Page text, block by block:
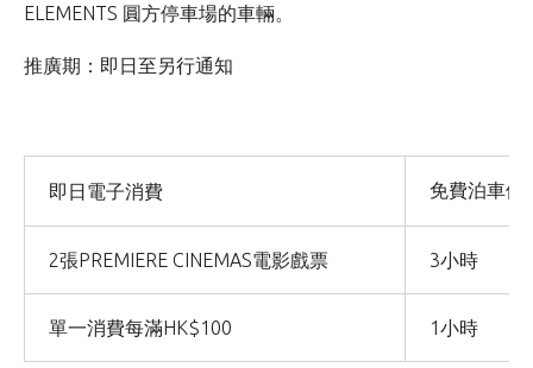
ELEMENTS 圓方停車場的車輛。
推廣期：即日至另行通知
即日電子消費 免費泊車優
2張PREMIERE CINEMAS電影戲票 3小時
單一消費每滿HK$100 1小時